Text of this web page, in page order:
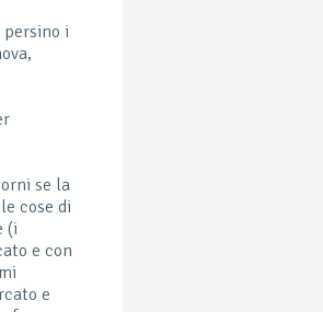
i
se la
cose di
(i
e con
e